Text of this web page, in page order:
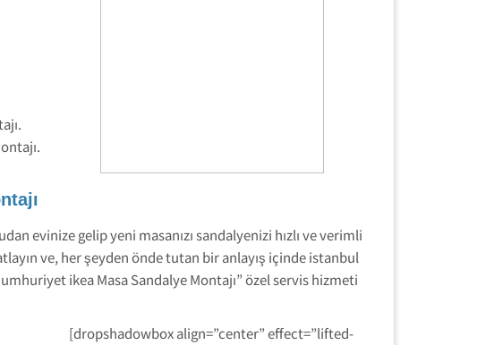
evinize gelip yeni masanızı sandalyenizi hızlı ve verimli
ve, her şeyden önde tutan bir anlayış içinde istanbul
ikea Masa Sandalye Montajı” özel servis hizmeti
[dropshadowbox align=”center” effect=”lifted-